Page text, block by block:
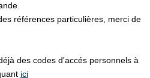
LOCATIVE
Mon Bien
références particulières, merci de
des codes d'accés personnels à
ici